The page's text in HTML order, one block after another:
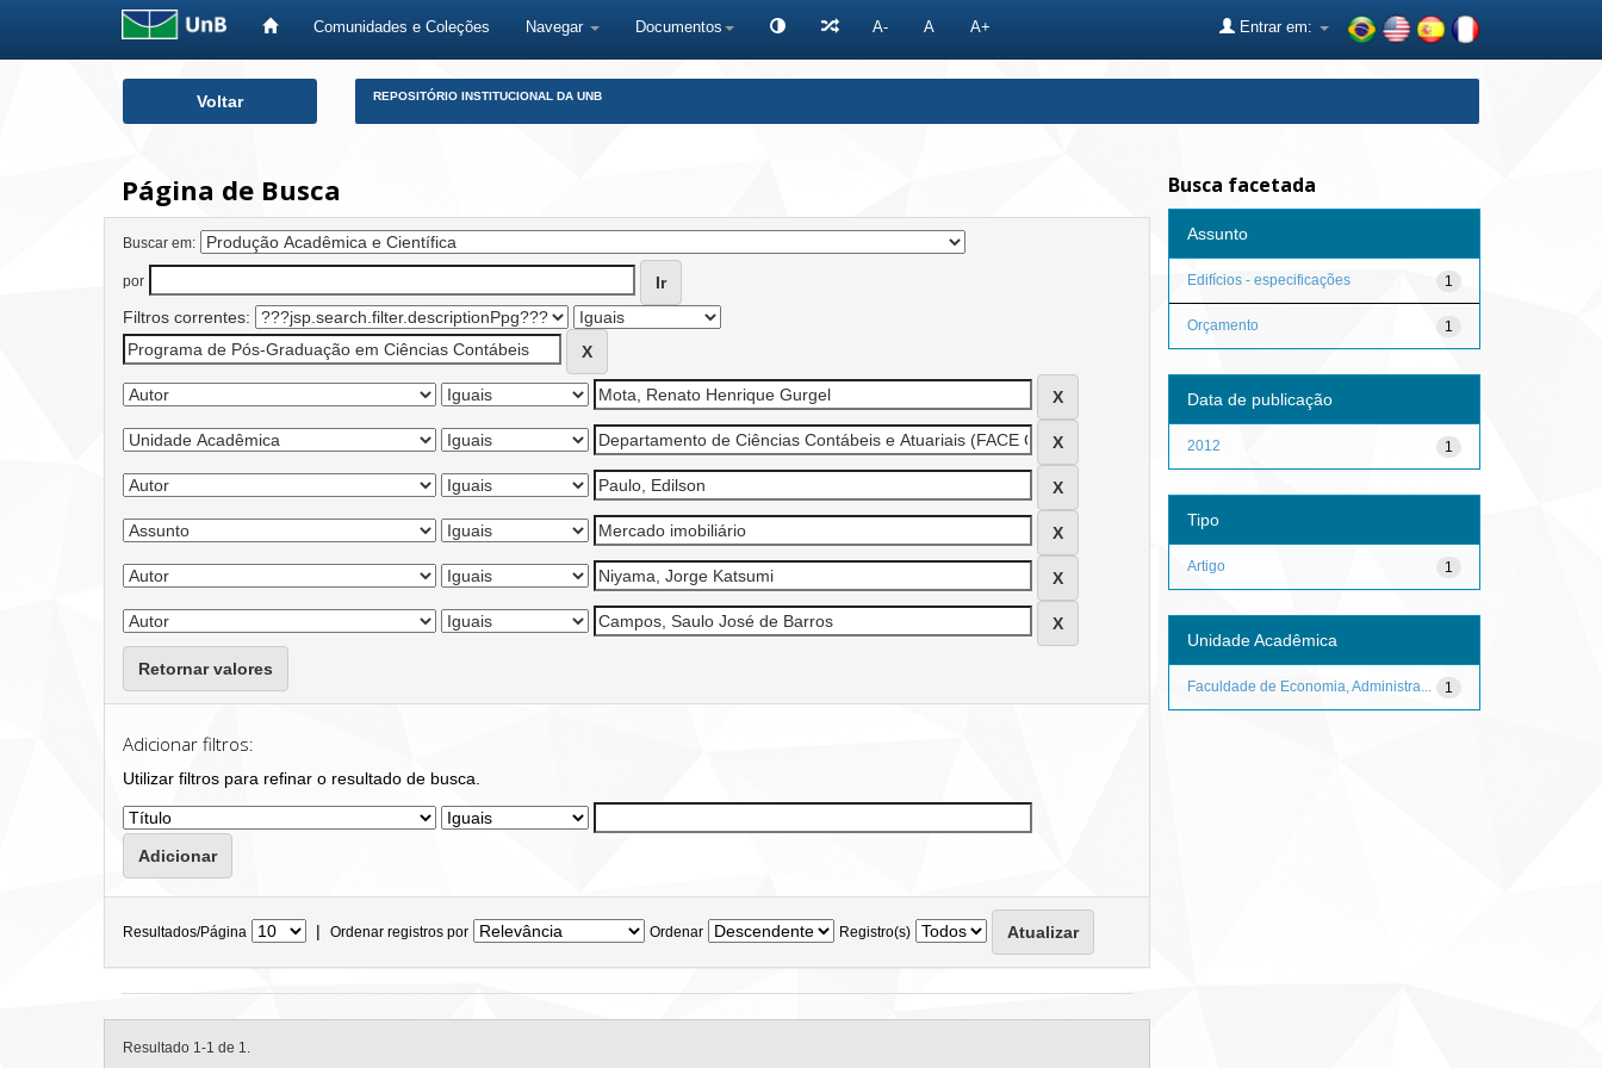
Comunidades e Coleções Navegar Documentos A- A A+ Entrar em:
Voltar REPOSITÓRIO INSTITUCIONAL DA UNB
Página de Busca
Buscar em:
por
Filtros correntes:
Retornar valores
Adicionar filtros:
Utilizar filtros para refinar o resultado de busca.
Resultados/Página | Ordenar registros por Ordenar Registro(s)
Resultado 1-1 de 1.
Busca facetada
Assunto
1
Edifícios - especificações
1
Orçamento
Data de publicação
1
2012
Tipo
1
Artigo
Unidade Acadêmica
1
Faculdade de Economia, Administra...